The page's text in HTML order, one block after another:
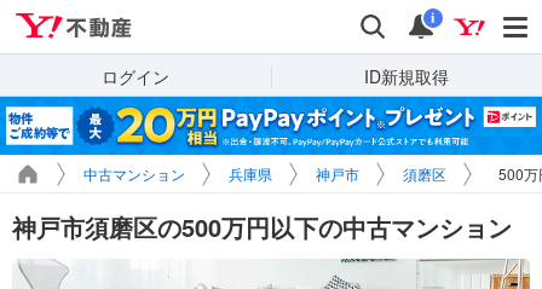
検索 通知
i
ログイン ID新規取得
中古マンション 兵庫県 神戸市 須磨区 500万
神戸市須磨区の500万円以下の中古マンション